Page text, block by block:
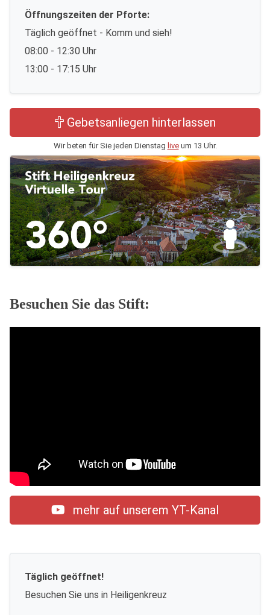
Öffnungszeiten der Pforte:
Täglich geöffnet - Komm und sieh!
08:00 - 12:30 Uhr
13:00 - 17:15 Uhr
Gebetsanliegen hinterlassen
Wir beten für Sie jeden Dienstag liveum 13 Uhr.
Besuchen Sie das Stift:
mehr auf unserem YT-Kanal
Täglich geöffnet!
Besuchen Sie uns in Heiligenkreuz